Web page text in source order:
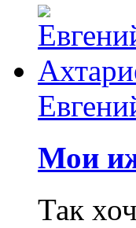
Мои
Так